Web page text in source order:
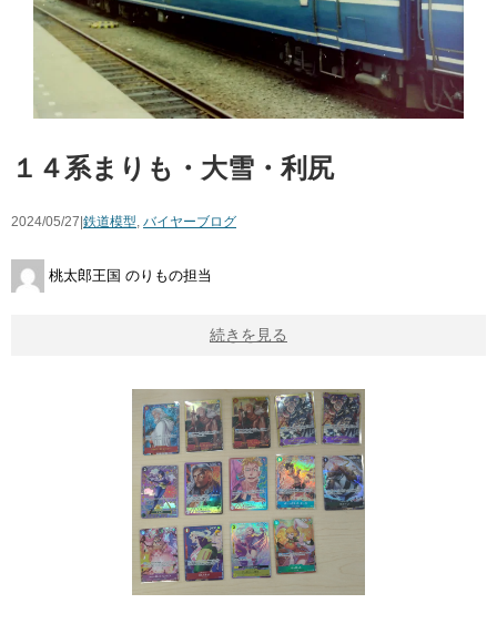
１４系まりも・大雪・利尻
2024/05/27| 鉄道模型, バイヤーブログ
桃太郎王国 のりもの担当
続きを見る